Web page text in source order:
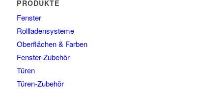
PRODUKTE
Fenster
Rollladensysteme
Oberflächen & Farben
Fenster-Zubehör
Türen
Türen-Zubehör